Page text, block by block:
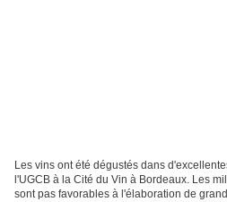
Les vins ont été dégustés dans
l'UGCB à la Cité du Vin à Bordeaux. Les
sont pas favorables à l'élaboration de